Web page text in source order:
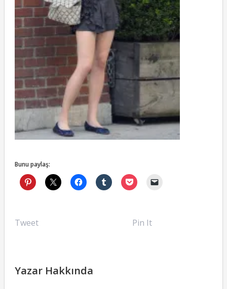
Bunu paylaş:
Tweet Pin It
Yazar Hakkında